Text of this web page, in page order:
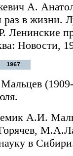
А.
в жизни.
Ленинские
Новости,
1967
(1909-
А.И.
в